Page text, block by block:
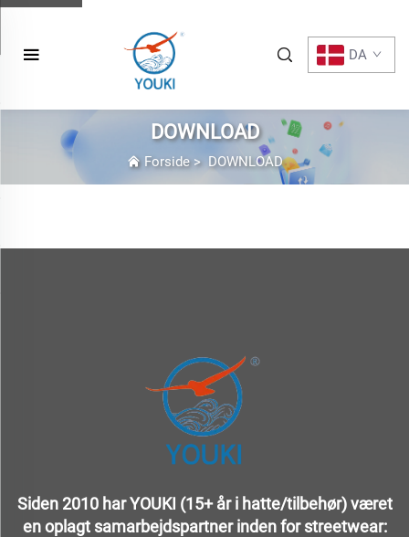
DA
DOWNLOAD
Forside> DOWNLOAD
Siden 2010 har YOUKI (15+ år i hatte/tilbehør) været
en oplagt samarbejdspartner inden for streetwear: